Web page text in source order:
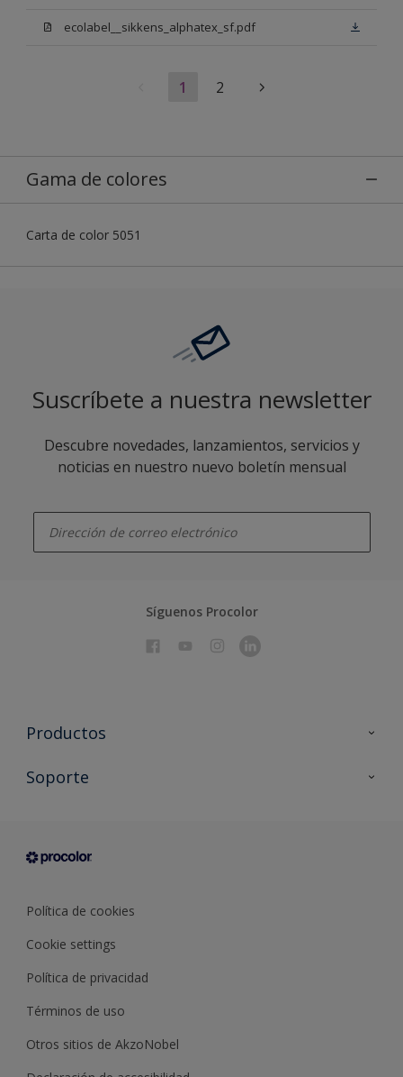
ecolabel__sikkens_alphatex_sf.pdf
1 2
Gama de colores
Carta de color 5051
Suscríbete a nuestra newsletter
Descubre novedades, lanzamientos, servicios y
noticias en nuestro nuevo boletín mensual
Síguenos Procolor
Productos
Todos los productos
Condiciones generales de venta
Soporte
Sobre Procolor
Política de cookies
Cookie settings
Política de privacidad
Términos de uso
Otros sitios de AkzoNobel